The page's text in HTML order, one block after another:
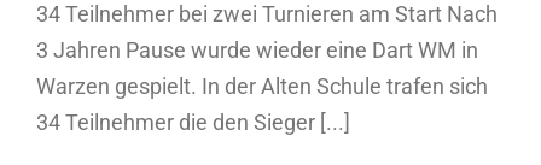
34 Teilnehmer bei zwei Turnieren am Start Nach
3 Jahren Pause wurde wieder eine Dart WM in
Warzen gespielt. In der Alten Schule trafen sich
34 Teilnehmer die den Sieger [...]